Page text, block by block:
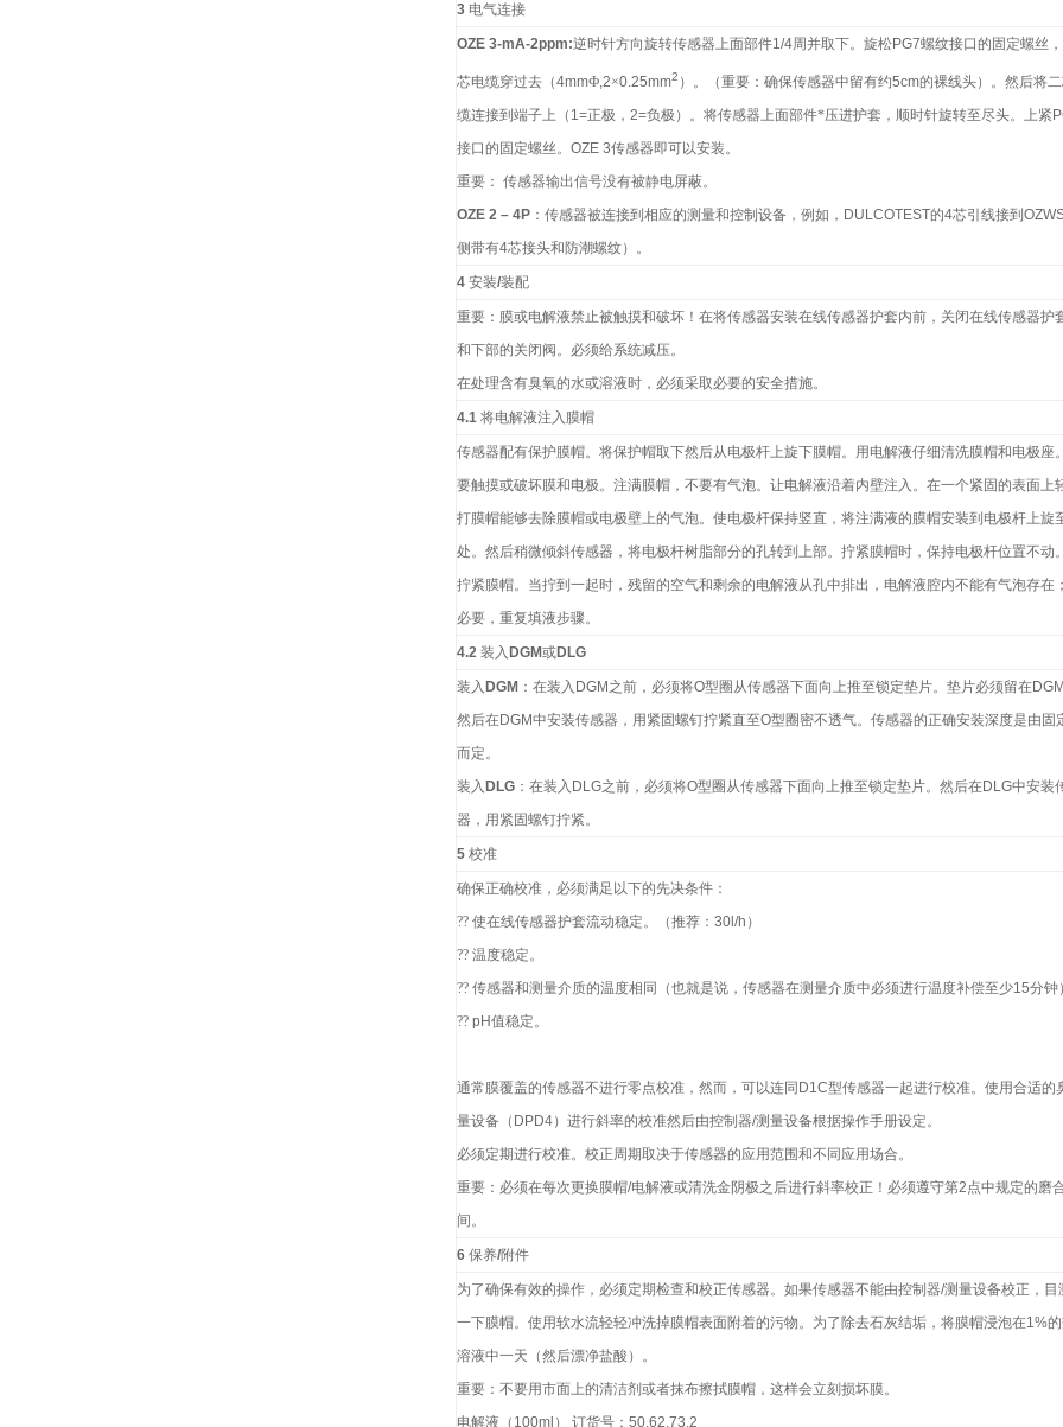
3 电气连接
OZE 3-mA-2ppm:逆时针方向旋转传感器上面部件1/4周并取下。旋松PG7螺纹接口的固定螺丝
芯电缆穿过去（4mmФ,2×0.25mm2 ）。（重要：确保传感器中留有约5cm的裸线头）。然后将
缆连接到端子上（ 1=正极， 2=负极）。将传感器上面部件*压进护套，顺时针旋转至尽头。上紧
接口的固定螺丝。 OZE 3传感器即可以安装。
重要： 传感器输出信号没有被静电屏蔽。
OZE 2 – 4P ：传感器被连接到相应的测量和控制设备，例如， DULCOTEST的4芯引线接到
侧带有4芯接头和防潮螺纹）。
4 安装/装配
重要：膜或电解液禁止被触摸和破坏！在将传感器安装在线传感器护套内前，关闭在线传感器护
和下部的关闭阀。必须给系统减压。
在处理含有臭氧的水或溶液时，必须采取必要的安全措施。
4.1 将电解液注入膜帽
传感器配有保护膜帽。将保护帽取下然后从电极杆上旋下膜帽。用电解液仔细清洗膜帽和电极座
要触摸或破坏膜和电极。注满膜帽，不要有气泡。让电解液沿着内壁注入。在一个紧固的表面上
打膜帽能够去除膜帽或电极壁上的气泡。使电极杆保持竖直，将注满液的膜帽安装到电极杆上旋
处。然后稍微倾斜传感器，将电极杆树脂部分的孔转到上部。拧紧膜帽时，保持电极杆位置不动
拧紧膜帽。当拧到一起时，残留的空气和剩余的电解液从孔中排出，电解液腔内不能有气泡存在
必要，重复填液步骤。
4.2 装入 DGM或DLG
装入 DGM ：在装入 DGM 之前，必须将O型圈从传感器下面向上推至锁定垫片。垫片必须留在DGM
然后在DGM中安装传感器，用紧固螺钉拧紧直至O型圈密不透气。传感器的正确安装深度是由固
而定。
装入 DLG ：在装入 DLG之前，必须将O型圈从传感器下面向上推至锁定垫片。然后在DLG中安装
器，用紧固螺钉拧紧。
5 校准
确保正确校准，必须满足以下的先决条件：
?? 使在线传感器护套流动稳定。（推荐： 30l /h ）
?? 温度稳定。
?? 传感器和测量介质的温度相同（也就是说，传感器在测量介质中必须进行温度补偿至少15分钟
?? pH值稳定。
通常膜覆盖的传感器不进行零点校准，然而，可以连同 D1C型传感器一起进行校准。使用合适的
量设备（ DPD4）进行斜率的校准然后由控制器/测量设备根据操作手册设定。
必须定期进行校准。校正周期取决于传感器的应用范围和不同应用场合。
重要：必须在每次更换膜帽/电解液或清洗金阴极之后进行斜率校正！必须遵守第2点中规定的磨
间。
6 保养/附件
为了确保有效的操作，必须定期检查和校正传感器。如果传感器不能由控制器/测量设备校正，目
一下膜帽。使用软水流轻轻冲洗掉膜帽表面附着的污物。为了除去石灰结垢，将膜帽浸泡在1%
溶液中一天（然后漂净盐酸）。
重要：不要用市面上的清洁剂或者抹布擦拭膜帽，这样会立刻损坏膜。
电解液（ 100ml ） 订货号： 50.62.73.2